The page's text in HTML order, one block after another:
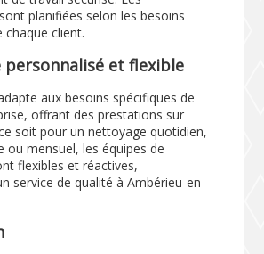
planifiées selon les besoins
chaque client.
personnalisé et flexible
aux besoins spécifiques de
offrant des prestations sur
soit pour un nettoyage quotidien,
ou mensuel, les équipes de
flexibles et réactives,
service de qualité à Ambérieu-en-